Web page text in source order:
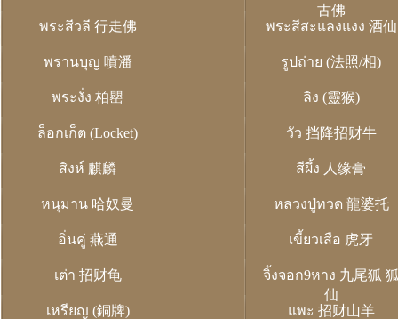
古佛
พระสีวลี 行走佛
พระสีสะแลงแงง 酒仙
พรานบุญ 噴潘 รูปถ่าย (法照/相)
พระงั่ง 柏罌 ลิง (靈猴)
ล็อกเก็ต (Locket) วัว 挡降招财牛
สิงห์ 麒麟 สีผึ้ง 人缘膏
หนุมาน 哈奴曼 หลวงปู่ทวด 龍婆托
อิ่นคู่ 燕通 เขี้ยวเสือ 虎牙
เต่า 招财龟
จิ้งจอก9หาง 九尾狐
仙
เหรียญ (銅牌)
แพะ 招财山羊